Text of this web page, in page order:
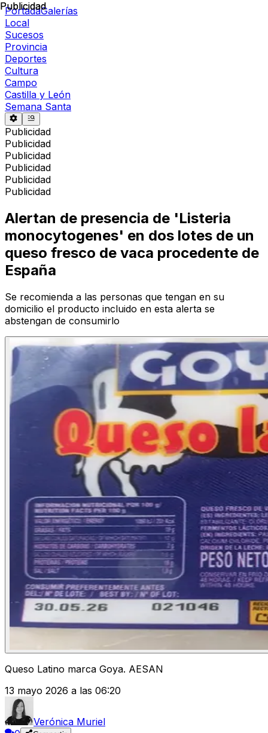
PortadaGalerías
Local
Sucesos
Provincia
Deportes
Cultura
Campo
Castilla y León
Semana Santa
Publicidad
Publicidad
Publicidad
Publicidad
Publicidad
Publicidad
Publicidad
Alertan de presencia de 'Listeria
monocytogenes' en dos lotes de un
queso fresco de vaca procedente de
España
Se recomienda a las personas que tengan en su
domicilio el producto incluido en esta alerta se
abstengan de consumirlo
Queso Latino marca Goya. AESAN
13 mayo 2026 a las 06:20
Verónica Muriel
Publicidad